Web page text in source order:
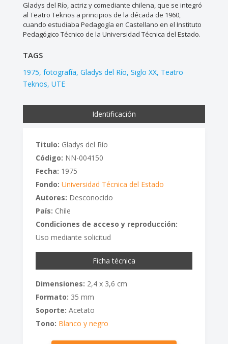
Gladys del Río, actriz y comediante chilena, que se integró
al Teatro Teknos a principios de la década de 1960,
cuando estudiaba Pedagogía en Castellano en el Instituto
Pedagógico Técnico de la Universidad Técnica del Estado.
TAGS
1975 fotografía Gladys del Río Siglo XX Teatro
Teknos UTE
Identificación
Titulo: Gladys del Río
Código: NN-004150
Fecha: 1975
Fondo: Universidad Técnica del Estado
Autores: Desconocido
País: Chile
Condiciones de acceso y reproducción:
Uso mediante solicitud
Ficha técnica
Dimensiones: 2,4 x 3,6 cm
Formato: 35 mm
Soporte: Acetato
Tono: Blanco y negro